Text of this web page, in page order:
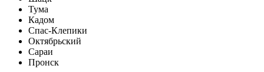
Тума
Кадом
Спас-Клепики
Октябрьский
Сараи
Пронск